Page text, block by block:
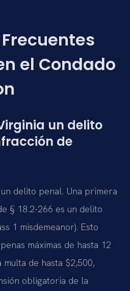
el Condado
un delito
de
delito penal. Una primera
§ 18.2-266 es un delito
1 misdemeanor). Esto
máximas de hasta 12
multa de hasta $2,500,
obligatoria de la